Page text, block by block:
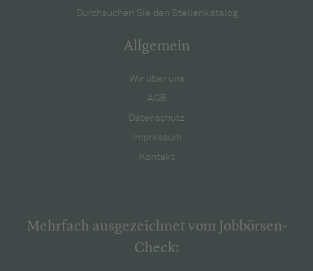
Durchsuchen Sie den Stellenkatalog
Allgemein
Wir über uns
AGB
Datenschutz
Impressum
Kontakt
Mehrfach ausgezeichnet vom Jobbörsen-
Check: